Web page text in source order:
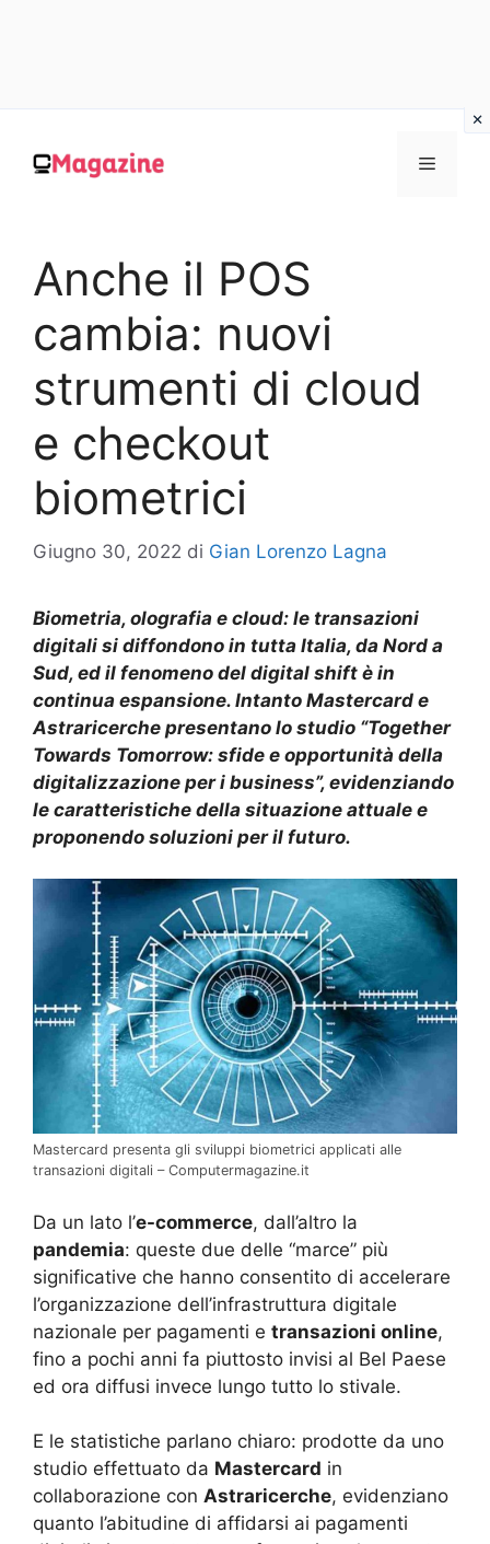
contenuto
MENU
Anche il POS
cambia: nuovi
strumenti di cloud
e checkout
biometrici
Giugno 30, 2022 di Gian Lorenzo Lagna
Biometria, olografia e cloud: le transazioni
digitali si diffondono in tutta Italia, da Nord a
Sud, ed il fenomeno del digital shift è in
continua espansione. Intanto Mastercard e
Astraricerche presentano lo studio “Together
Towards Tomorrow: sfide e opportunità della
digitalizzazione per i business”, evidenziando
le caratteristiche della situazione attuale e
proponendo soluzioni per il futuro.
Mastercard presenta gli sviluppi biometrici applicati alle
transazioni digitali – Computermagazine.it
Da un lato l’e-commerce, dall’altro la
pandemia: queste due delle “marce” più
significative che hanno consentito di accelerare
l’organizzazione dell’infrastruttura digitale
nazionale per pagamenti e transazioni online,
fino a pochi anni fa piuttosto invisi al Bel Paese
ed ora diffusi invece lungo tutto lo stivale.
E le statistiche parlano chiaro: prodotte da uno
studio effettuato da Mastercard in
collaborazione con Astraricerche, evidenziano
quanto l’abitudine di affidarsi ai pagamenti